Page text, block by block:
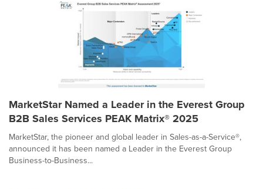
MarketStar Named a Leader in the Everest Group
B2B Sales Services PEAK Matrix® 2025
MarketStar, the pioneer and global leader in Sales-as-a-Service®,
announced it has been named a Leader in the Everest Group
Business-to-Business...